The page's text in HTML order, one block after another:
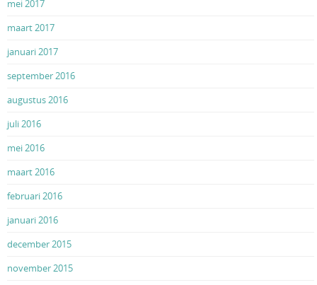
mei 2017
maart 2017
januari 2017
september 2016
augustus 2016
juli 2016
mei 2016
maart 2016
februari 2016
januari 2016
december 2015
november 2015